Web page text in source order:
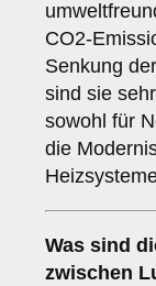
CO2-
Senkung
sind sie
sowohl für
die
Was sind
zwischen